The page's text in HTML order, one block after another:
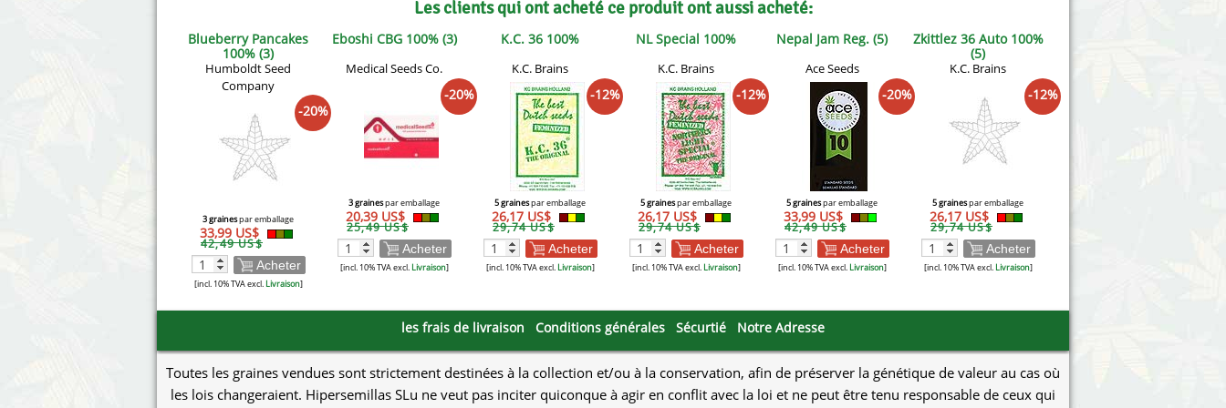
Les clients qui ont acheté ce produit ont aussi acheté:
Blueberry Pancakes
100% (3)
Humboldt Seed
Company
-20%
3 grainespar emballage
33,99 US$
42,49 US$
Acheter
[incl. 10% TVA excl.Livraison]
Eboshi CBG 100% (3)
Medical Seeds Co.
-20%
3 grainespar emballage
20,39 US$
25,49 US$
Acheter
[incl. 10% TVA excl.Livraison]
K.C. 36 100%
K.C. Brains
-12%
5 grainespar emballage
26,17 US$
29,74 US$
Acheter
[incl. 10% TVA excl.Livraison]
NL Special 100%
K.C. Brains
-12%
5 grainespar emballage
26,17 US$
29,74 US$
Acheter
[incl. 10% TVA excl.Livraison]
Nepal Jam Reg. (5)
Ace Seeds
-20%
5 grainespar emballage
33,99 US$
42,49 US$
Acheter
[incl. 10% TVA excl.Livraison]
Zkittlez 36 Auto 100%
(5)
K.C. Brains
-12%
5 grainespar emballage
26,17 US$
29,74 US$
Acheter
[incl. 10% TVA excl.Livraison]
les frais de livraison Conditions générales Sécurtié Notre Adresse
Toutes les graines vendues sont strictement destinées à la collection et/ou à la conservation, afin de préserver la génétique de valeur au cas où
les lois changeraient. Hipersemillas SLu ne veut pas inciter quiconque à agir en conflit avec la loi et ne peut être tenu responsable de ceux qui